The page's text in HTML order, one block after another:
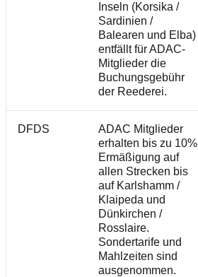
Inseln (Korsika /
Sardinien /
Balearen und Elba)
entfällt für ADAC-
Mitglieder die
Buchungsgebühr
der Reederei.
DFDS
ADAC Mitglieder
erhalten bis zu 10%
Ermäßigung auf
allen Strecken bis
auf Karlshamm /
Klaipeda und
Dünkirchen /
Rosslaire.
Sondertarife und
Mahlzeiten sind
ausgenommen.